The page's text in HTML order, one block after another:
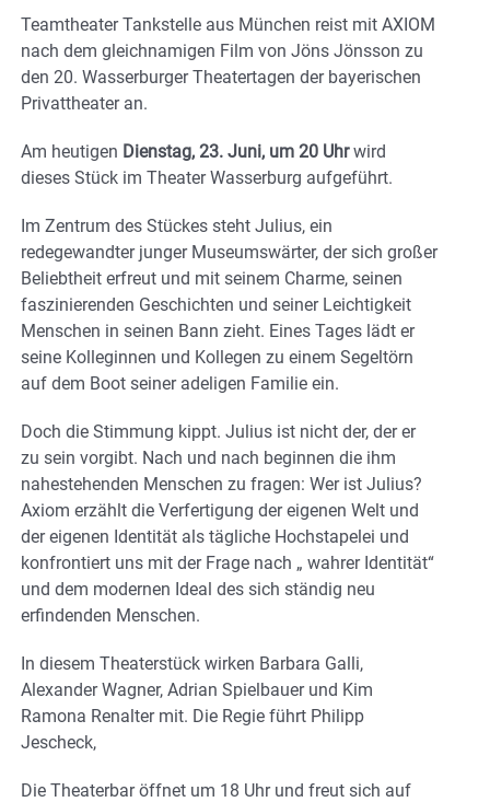
Teamtheater Tankstelle aus München reist mit AXIOM
nach dem gleichnamigen Film von Jöns Jönsson zu
den 20. Wasserburger Theatertagen der bayerischen
Privattheater an.
Am heutigen Dienstag, 23. Juni, um 20 Uhrwird
dieses Stück im Theater Wasserburg aufgeführt.
Im Zentrum des Stückes steht Julius, ein
redegewandter junger Museumswärter, der sich großer
Beliebtheit erfreut und mit seinem Charme, seinen
faszinierenden Geschichten und seiner Leichtigkeit
Menschen in seinen Bann zieht. Eines Tages lädt er
seine Kolleginnen und Kollegen zu einem Segeltörn
auf dem Boot seiner adeligen Familie ein.
Doch die Stimmung kippt. Julius ist nicht der, der er
zu sein vorgibt. Nach und nach beginnen die ihm
nahestehenden Menschen zu fragen: Wer ist Julius?
Axiom erzählt die Verfertigung der eigenen Welt und
der eigenen Identität als tägliche Hochstapelei und
konfrontiert uns mit der Frage nach „ wahrer Identität“
und dem modernen Ideal des sich ständig neu
erfindenden Menschen.
In diesem Theaterstück wirken Barbara Galli,
Alexander Wagner, Adrian Spielbauer und Kim
Ramona Renalter mit. Die Regie führt Philipp
Jescheck,
Die Theaterbar öffnet um 18 Uhr und freut sich auf